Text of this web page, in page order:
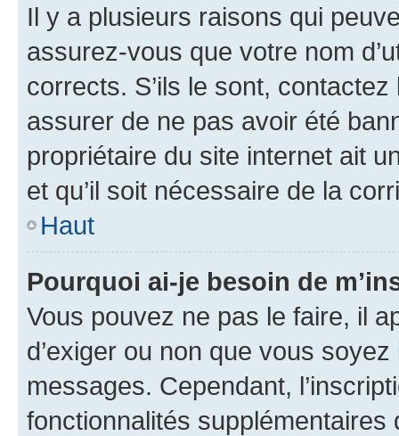
Il y a plusieurs raisons qui
assurez-vous que votre nom
corrects. S’ils le sont,
assurer de ne pas avoir été
propriétaire du site internet ait
et qu’il soit nécessaire de la
Haut
Pourquoi ai-je besoin de
Vous pouvez ne pas le faire, il
d’exiger ou non que vous
messages. Cependant,
fonctionnalités